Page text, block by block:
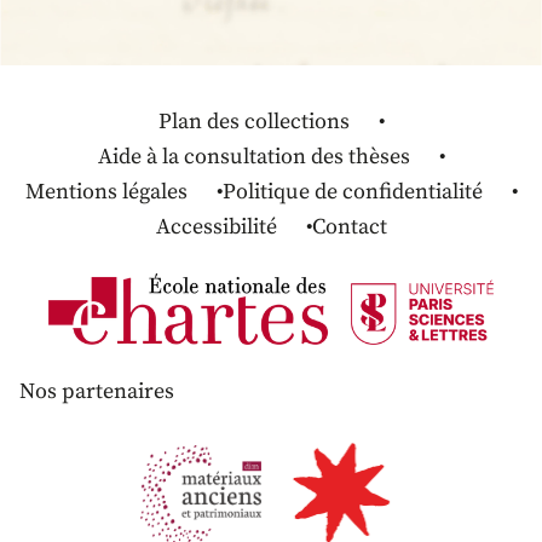
Plan des collections
Aide à la consultation des thèses
Mentions légales
Politique de confidentialité
Accessibilité
Contact
Nos partenaires